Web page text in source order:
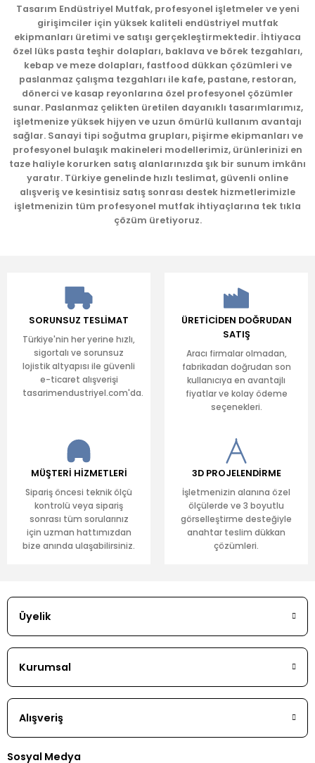
Ürün resmi kalitesiz, bozuk veya görüntülenemiyor.
Ürün açıklamasında eksik bilgiler bulunuyor.
Ürün bilgilerinde hatalar bulunuyor.
Ürün fiyatı diğer sitelerden daha pahalı.
Bu ürüne benzer farklı alternatifler olmalı.
Gönder
Tasarım Endüstriyel Mutfak, profesyonel işletmeler ve yeni
girişimciler için yüksek kaliteli endüstriyel mutfak
ekipmanları üretimi ve satışı gerçekleştirmektedir. İhtiyaca
özel lüks pasta teşhir dolapları, baklava ve börek tezgahları,
kebap ve meze dolapları, fastfood dükkan çözümleri ve
paslanmaz çalışma tezgahları ile kafe, pastane, restoran,
dönerci ve kasap reyonlarına özel profesyonel çözümler
sunar. Paslanmaz çelikten üretilen dayanıklı tasarımlarımız,
işletmenize yüksek hijyen ve uzun ömürlü kullanım avantajı
sağlar. Sanayi tipi soğutma grupları, pişirme ekipmanları ve
profesyonel bulaşık makineleri modellerimiz, ürünlerinizi en
taze haliyle korurken satış alanlarınızda şık bir sunum imkânı
yaratır. Türkiye genelinde hızlı teslimat, güvenli online
alışveriş ve kesintisiz satış sonrası destek hizmetlerimizle
işletmenizin tüm profesyonel mutfak ihtiyaçlarına tek tıkla
çözüm üretiyoruz.
SORUNSUZ TESLİMAT
Türkiye'nin her yerine hızlı,
sigortalı ve sorunsuz
lojistik altyapısı ile güvenli
e-ticaret alışverişi
tasarimendustriyel.com'da.
ÜRETİCİDEN DOĞRUDAN
SATIŞ
Aracı firmalar olmadan,
fabrikadan doğrudan son
kullanıcıya en avantajlı
fiyatlar ve kolay ödeme
seçenekleri.
MÜŞTERİ HİZMETLERİ
Sipariş öncesi teknik ölçü
kontrolü veya sipariş
sonrası tüm sorularınız
için uzman hattımızdan
bize anında ulaşabilirsiniz.
3D PROJELENDİRME
İşletmenizin alanına özel
ölçülerde ve 3 boyutlu
görselleştirme desteğiyle
anahtar teslim dükkan
çözümleri.
Üyelik
Kurumsal
Alışveriş
Sosyal Medya